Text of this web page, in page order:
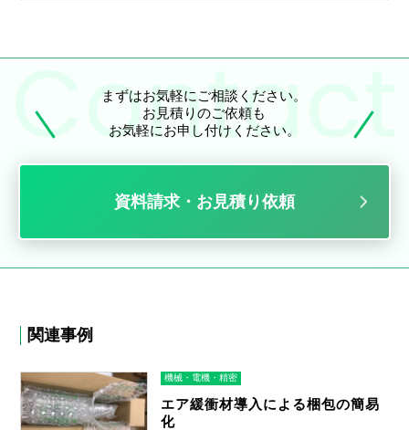
まずはお気軽にご相談ください。
お見積りのご依頼も
お気軽にお申し付けください。
資料請求・お見積り依頼
関連事例
機械・電機・精密
エア緩衝材導入による梱包の簡易
化